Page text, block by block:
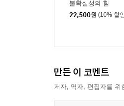
불확실성의 힘
22,500원 (10% 할
만든 이 코멘트
저자, 역자, 편집자를 위